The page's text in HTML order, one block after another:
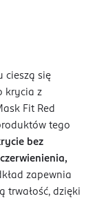
cieszą się
krycia z
Fit Red
tego
bez
zapewnia
trwałość, dzięki